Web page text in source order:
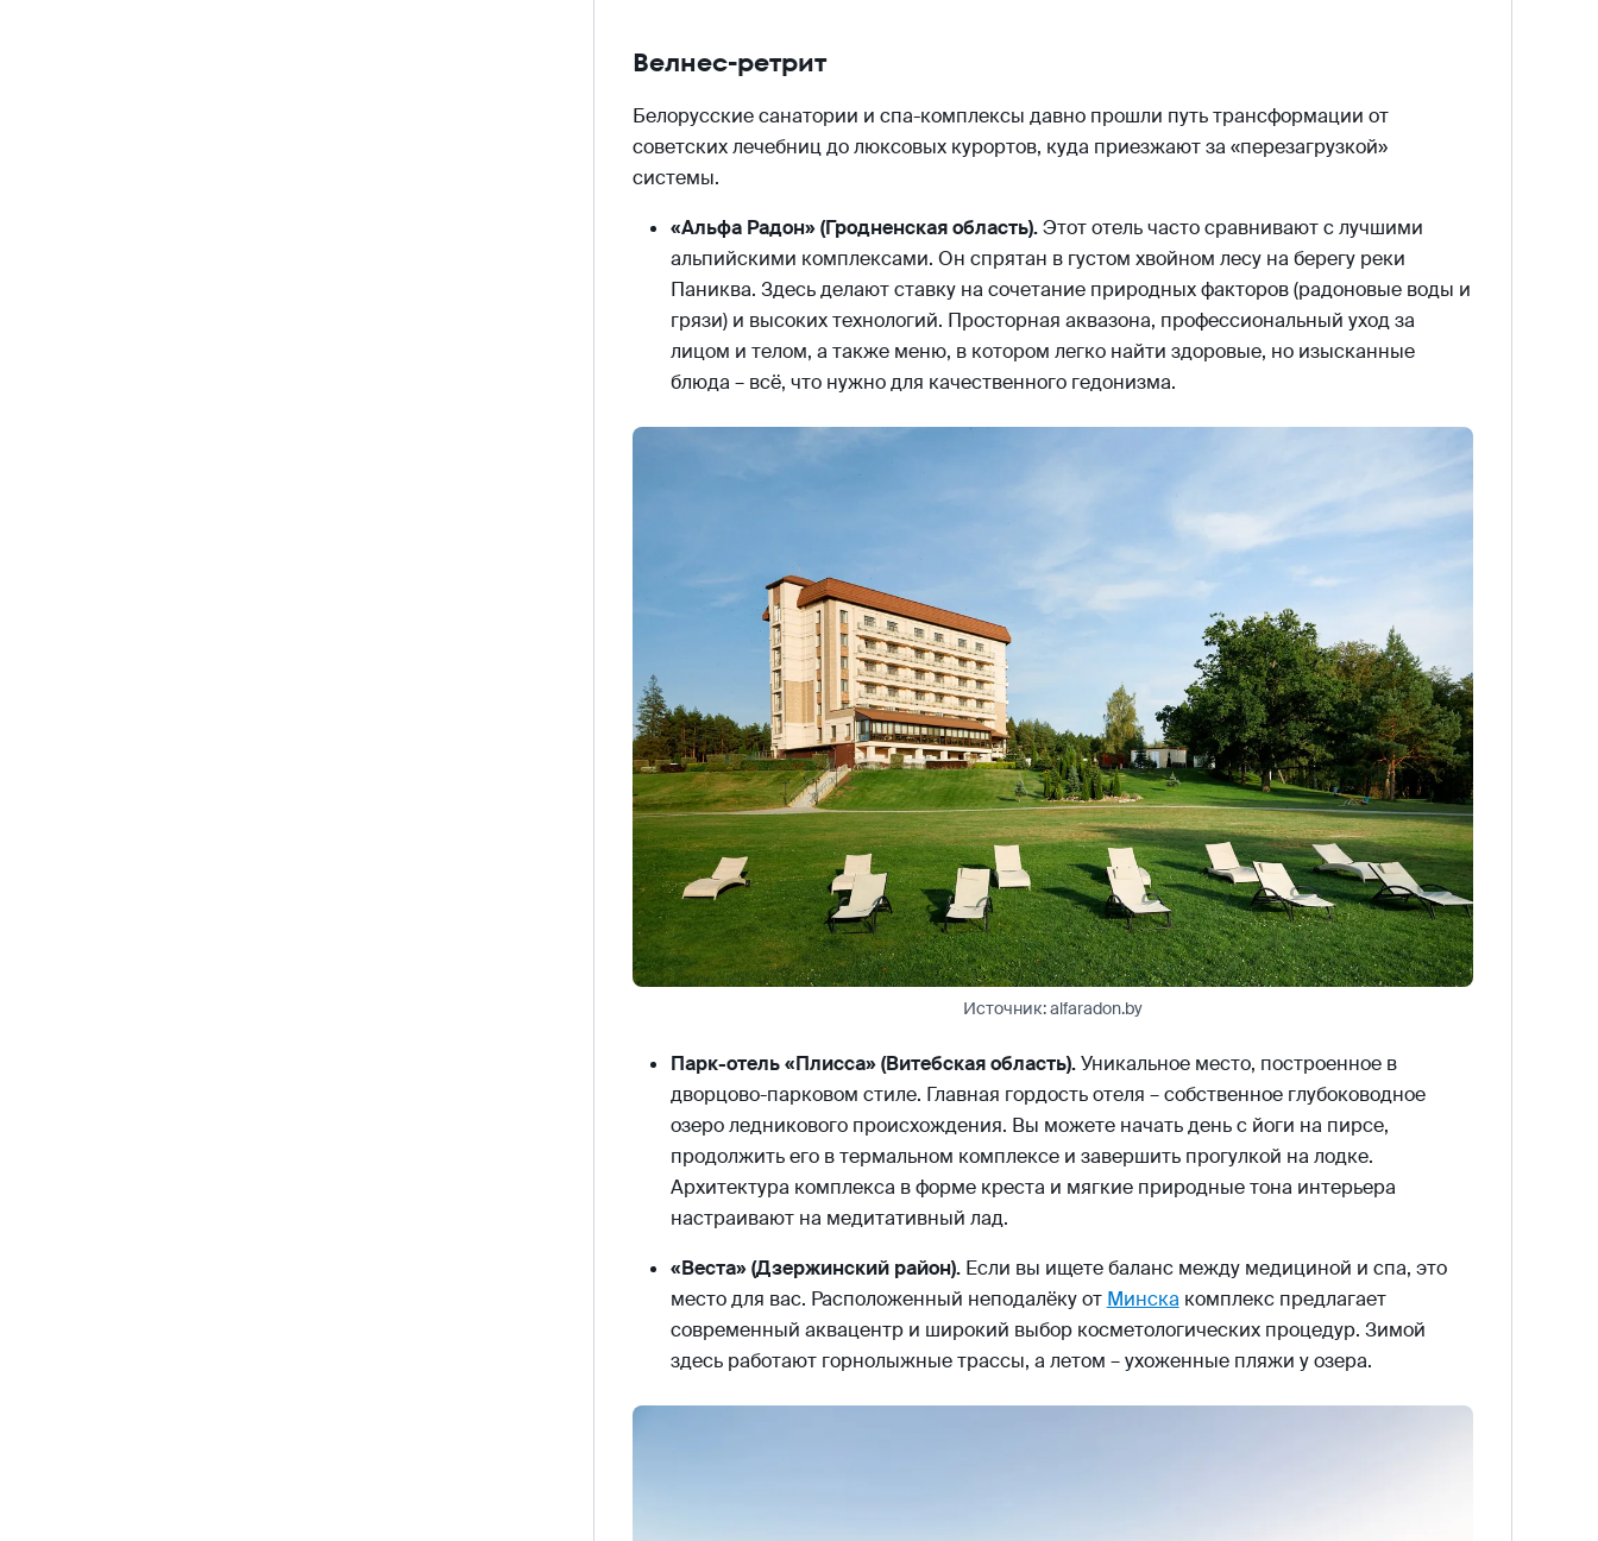
Велнес-ретрит
Белорусские санатории и спа-комплексы давно прошли путь трансформации от
советских лечебниц до люксовых курортов, куда приезжают за «перезагрузкой»
системы.
«Альфа Радон» (Гродненская область).Этот отель часто сравнивают с лучшими
альпийскими комплексами. Он спрятан в густом хвойном лесу на берегу реки
Паниква. Здесь делают ставку на сочетание природных факторов (радоновые воды и
грязи) и высоких технологий. Просторная аквазона, профессиональный уход за
лицом и телом, а также меню, в котором легко найти здоровые, но изысканные
блюда – всё, что нужно для качественного гедонизма.
Источник: alfaradon.by
Парк-отель «Плисса» (Витебская область).Уникальное место, построенное в
дворцово-парковом стиле. Главная гордость отеля – собственное глубоководное
озеро ледникового происхождения. Вы можете начать день с йоги на пирсе,
продолжить его в термальном комплексе и завершить прогулкой на лодке.
Архитектура комплекса в форме креста и мягкие природные тона интерьера
настраивают на медитативный лад.
«Веста» (Дзержинский район).Если вы ищете баланс между медициной и спа, это
место для вас. Расположенный неподалёку от Минска комплекс предлагает
современный аквацентр и широкий выбор косметологических процедур. Зимой
здесь работают горнолыжные трассы, а летом – ухоженные пляжи у озера.